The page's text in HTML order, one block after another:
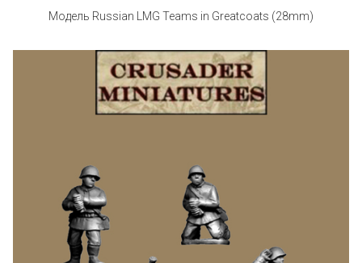
Модель Russian LMG Teams in Greatcoats (28mm)